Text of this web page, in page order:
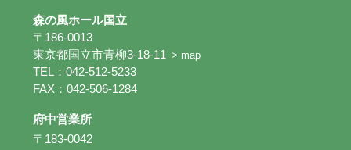
森の風ホール国立
〒186-0013
東京都国立市青柳3-18-11
> map
TEL：042-512-5233
FAX：042-506-1284
府中営業所
〒183-0042